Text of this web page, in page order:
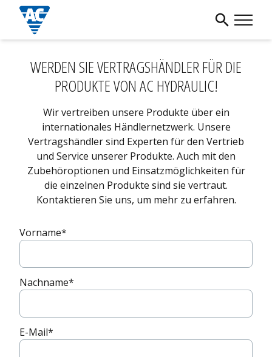
WERDEN SIE VERTRAGSHÄNDLER FÜR DIE
PRODUKTE VON AC HYDRAULIC!
Wir vertreiben unsere Produkte über ein
internationales Händlernetzwerk. Unsere
Vertragshändler sind Experten für den Vertrieb
und Service unserer Produkte. Auch mit den
Zubehöroptionen und Einsatzmöglichkeiten für
die einzelnen Produkte sind sie vertraut.
Kontaktieren Sie uns, um mehr zu erfahren.
Vorname*
Nachname*
E-Mail*